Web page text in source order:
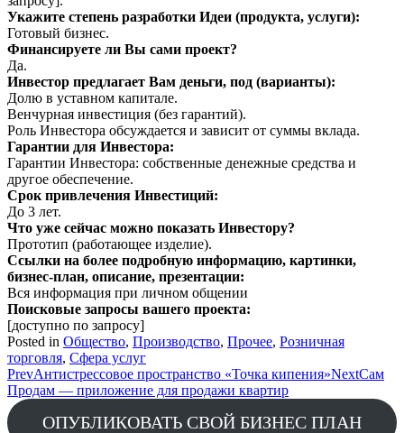
Укажите степень разработки Идеи (продукта, услуги):
Готовый бизнес.
Финансируете ли Вы сами проект?
Да.
Инвестор предлагает Вам деньги, под (варианты):
Долю в уставном капитале.
Венчурная инвестиция (без гарантий).
Роль Инвестора обсуждается и зависит от суммы вклада.
Гарантии для Инвестора:
Гарантии Инвестора: собственные денежные средства и
другое обеспечение.
Срок привлечения Инвестиций:
До 3 лет.
Что уже сейчас можно показать Инвестору?
Прототип (работающее изделие).
Ссылки на более подробную информацию, картинки,
бизнес-план, описание, презентации:
Вся информация при личном общении
Поисковые запросы вашего проекта:
[доступно по запросу]
Posted in Общество, Производство, Прочее, Розничная
торговля, Сфера услуг
Post
navigation
PrevАнтистрессовое пространство «Точка кипения»NextСам
Продам — приложение для продажи квартир
ОПУБЛИКОВАТЬ СВОЙ БИЗНЕС ПЛАН